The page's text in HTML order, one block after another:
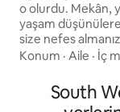
o olurdu. Mekân,
yaşam
size nefes
kapanmanız için
manzarasına
alıyor.
Konum · Aile · İç
South